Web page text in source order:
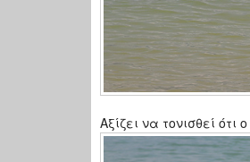
Αξίζει να τονισθεί